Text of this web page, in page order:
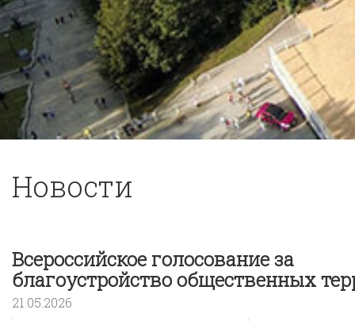
Новости
Всероссийское голосование за
благоустройство общественных
21.05.2026